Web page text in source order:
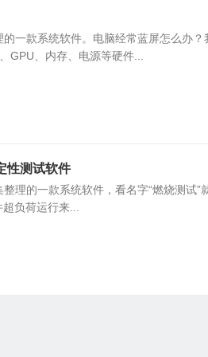
一款系统软件。电脑经常蓝屏怎么办？
GPU、内存、电源等硬件...
性测试软件
理的一款系统软件，看名字“燃烧测试”
负荷运行来...